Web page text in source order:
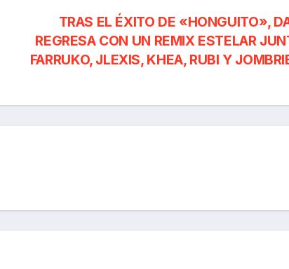
TRAS EL ÉXITO DE «HONGUITO»,
REGRESA CON UN REMIX ESTELAR
FARRUKO, JLEXIS, KHEA, RUBI Y